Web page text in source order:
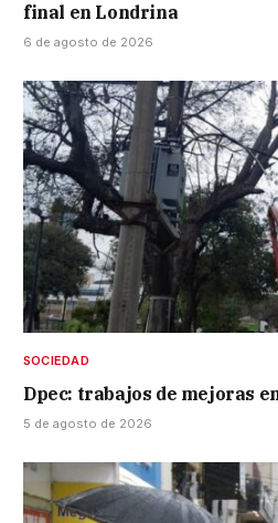
final en Londrina
6 de agosto de 2026
SOCIEDAD
Dpec: trabajos de mejoras
5 de agosto de 2026